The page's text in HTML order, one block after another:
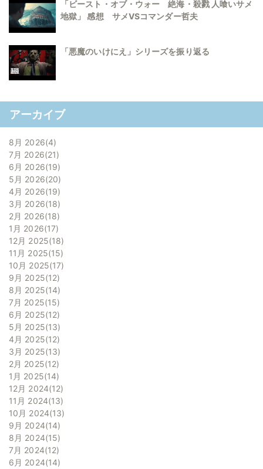
「ビースト・オブ・ウォー 絶海・殺戮 人喰いサメ
地獄」 感想 サメVSコマンダー哲夫
「悪魔のいけにえ」シリーズを振り返る
アーカイブ
8月 2026 4
7月 2026 21
6月 2026 19
5月 2026 20
4月 2026 19
3月 2026 18
2月 2026 18
1月 2026 17
12月 2025 18
11月 2025 15
10月 2025 17
9月 2025 12
8月 2025 14
7月 2025 15
6月 2025 12
5月 2025 13
4月 2025 12
3月 2025 13
2月 2025 12
1月 2025 14
12月 2024 12
11月 2024 13
10月 2024 13
9月 2024 14
8月 2024 15
7月 2024 12
6月 2024 14